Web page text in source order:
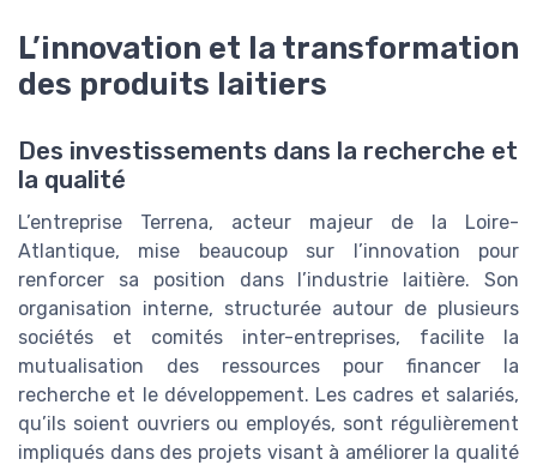
L’innovation et la transformation
des produits laitiers
Des investissements dans la recherche et
la qualité
L’entreprise Terrena, acteur majeur de la Loire-
Atlantique, mise beaucoup sur l’innovation pour
renforcer sa position dans l’industrie laitière. Son
organisation interne, structurée autour de plusieurs
sociétés et comités inter-entreprises, facilite la
mutualisation des ressources pour financer la
recherche et le développement. Les cadres et salariés,
qu’ils soient ouvriers ou employés, sont régulièrement
impliqués dans des projets visant à améliorer la qualité